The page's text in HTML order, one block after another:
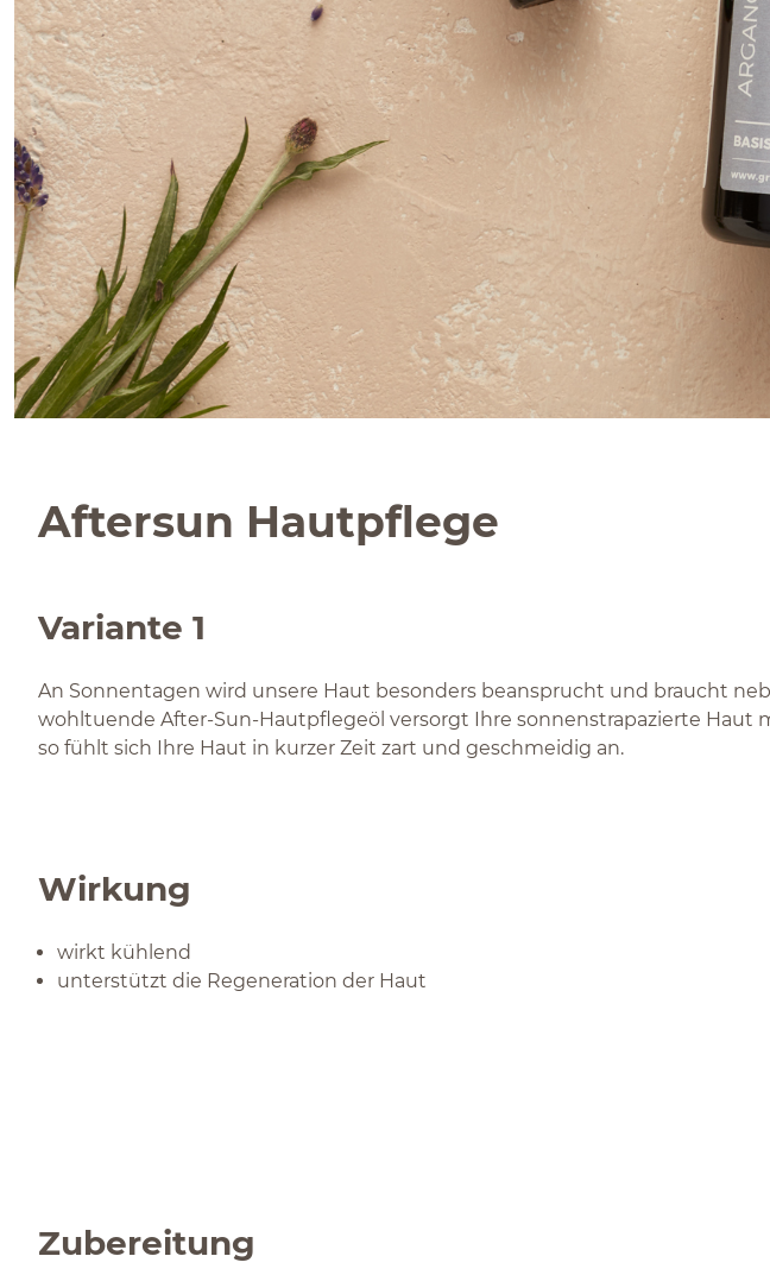
Aftersun Hautpflege
Variante 1
An Sonnentagen wird unsere Haut besonders beansprucht und braucht
wohltuende After-Sun-Hautpflegeöl versorgt Ihre sonnenstrapazierte
so fühlt sich Ihre Haut in kurzer Zeit zart und geschmeidig an.
Wirkung
wirkt kühlend
unterstützt die Regeneration der Haut
Zubereitung